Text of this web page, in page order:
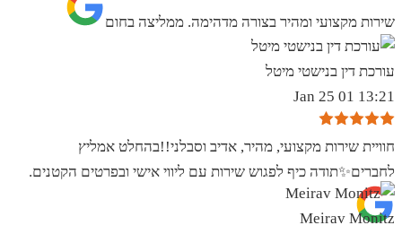
שירות מקצועי ומהיר בצורה מדהימה. ממליצה בחום
עורכת דין בנישטי מיטל
13:21 01 Jan 25
חוויית שירות מקצועי, מהיר, אדיב וסבלני!!בהחלט אמליץ
לחברים✨️תודה כיף לפגוש שירות עם ליווי אישי ובפרטים הקטנים.
Meirav Monitz